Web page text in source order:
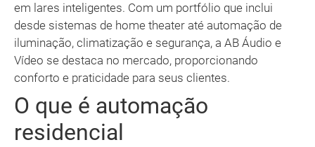
em lares inteligentes. Com um portfólio que inclui
desde sistemas de home theater até automação de
iluminação, climatização e segurança, a AB Áudio e
Vídeo se destaca no mercado, proporcionando
conforto e praticidade para seus clientes.
O que é automação
residencial